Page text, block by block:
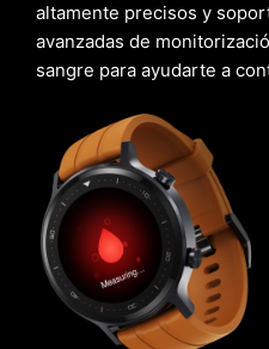
altamente precisos y
avanzadas de
sangre para ayudarte a